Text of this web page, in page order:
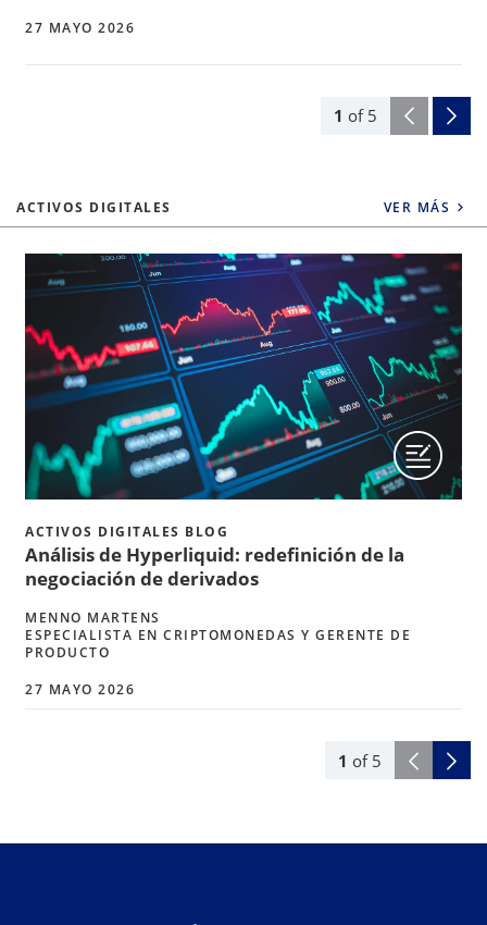
1 of 5
27 MAYO 2026
ACTIVOS DIGITALES VER MÁS
1 of 5
ACTIVOS DIGITALES BLOG
Análisis de Hyperliquid: redefinición de la
negociación de derivados
MENNO MARTENS
ESPECIALISTA EN CRIPTOMONEDAS Y GERENTE DE
PRODUCTO
27 MAYO 2026